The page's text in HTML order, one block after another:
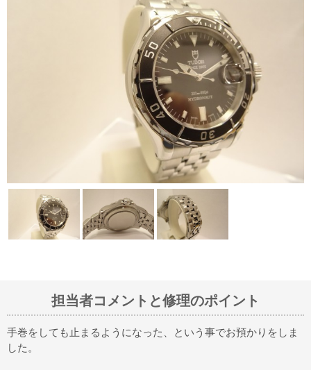
担当者コメントと修理のポイント
手巻をしても止まるようになった、という事でお預かりをしま
した。